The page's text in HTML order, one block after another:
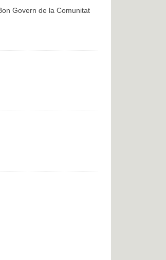
Govern de la Comunitat